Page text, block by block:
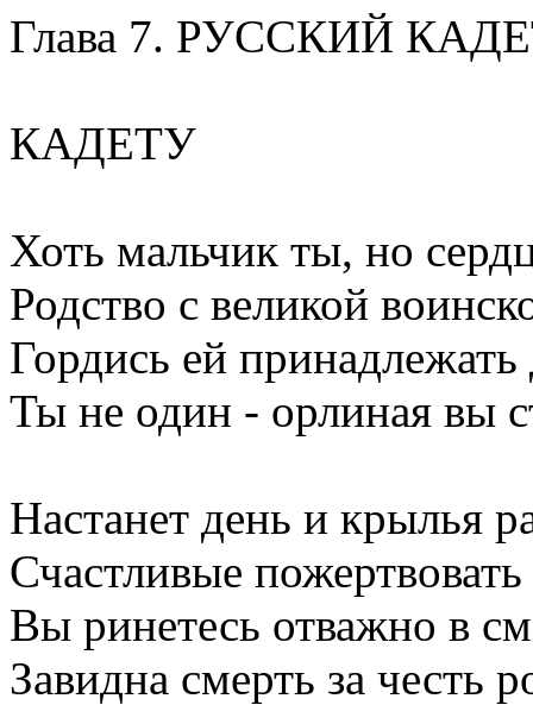
Глава 7. РУССКИЙ
КАДЕТУ
Хоть мальчик ты, но
Родство с великой
Гордись ей
Ты не один - орлиная вы
Настанет день и крылья
Счастливые
Вы ринетесь отважно в
Завидна смерть за честь